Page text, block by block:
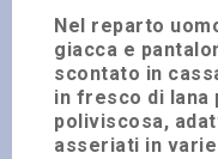
Nel reparto
giacca e
scontato in
in fresco di lana
poliviscosa,
asseriati in